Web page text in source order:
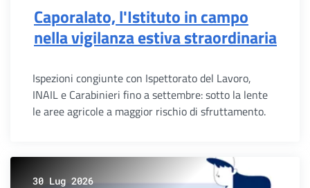
Caporalato, l'Istituto in campo
nella vigilanza estiva straordinaria
Ispezioni congiunte con Ispettorato del Lavoro,
INAIL e Carabinieri fino a settembre: sotto la lente
le aree agricole a maggior rischio di sfruttamento.
30 Lug 2026